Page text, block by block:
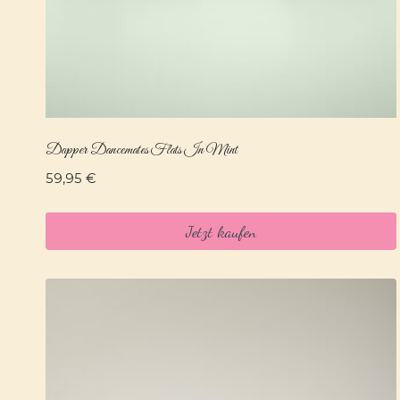
Dapper Dancemates Flats In Mint
59,95 €
Jetzt kaufen